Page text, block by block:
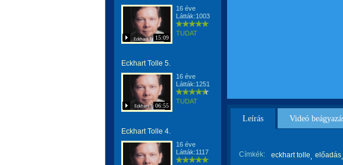
15:09
16 éve
Látták:1003
TUDAT
Eckhart Tolle 5.
06:55
16 éve
Látták:1251
TUDAT
Eckhart Tolle 4.
16 éve
Látták:1117
Leírás Videó
Címkék: eckhart tolle előadás